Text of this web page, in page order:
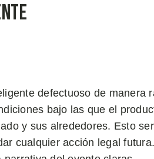
defectuoso de manera
bajo las que el
y sus alrededores. Esto
cualquier acción legal